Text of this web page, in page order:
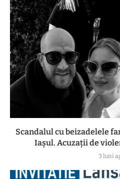
Scandalul cu beizadelele
Iașul. Acuzații de
3 luni